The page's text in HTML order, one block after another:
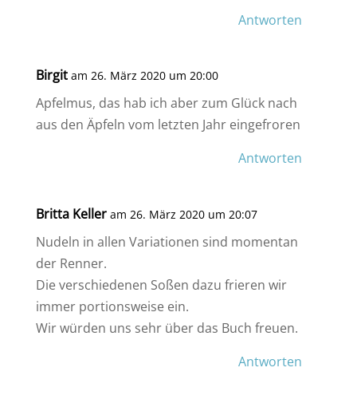
Antworten
Birgit am 26. März 2020 um 20:00
Apfelmus, das hab ich aber zum Glück nach
aus den Äpfeln vom letzten Jahr eingefroren
Antworten
Britta Keller am 26. März 2020 um 20:07
Nudeln in allen Variationen sind momentan
der Renner.
Die verschiedenen Soßen dazu frieren wir
immer portionsweise ein.
Wir würden uns sehr über das Buch freuen.
Antworten